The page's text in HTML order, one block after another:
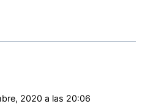
2020 a las 20:06